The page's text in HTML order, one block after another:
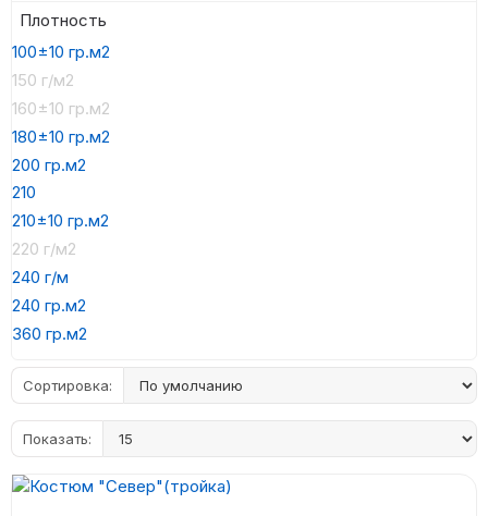
Плотность
100±10 гр.м2
150 г/м2
160±10 гр.м2
180±10 гр.м2
200 гр.м2
210
210±10 гр.м2
220 г/м2
240 г/м
240 гр.м2
360 гр.м2
Сортировка:
Показать: